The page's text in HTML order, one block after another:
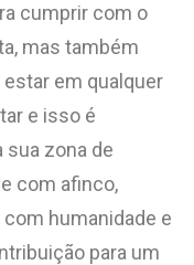
cumprir com o
mas também
em qualquer
e isso é
sua zona de
com afinco,
humanidade e
para um